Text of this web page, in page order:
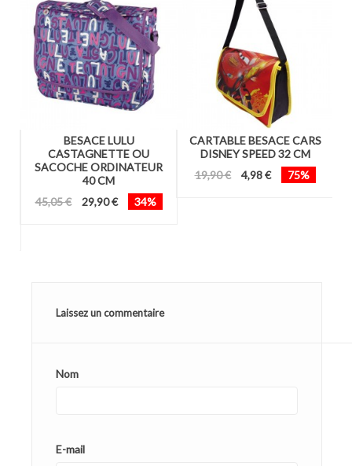
BESACE LULU
CASTAGNETTE OU
SACOCHE ORDINATEUR
40 CM
45,05 €
29,90 € 34%
CARTABLE BESACE CARS
DISNEY SPEED 32 CM
19,90 €
4,98 € 75%
Laissez un commentaire
Nom
E-mail